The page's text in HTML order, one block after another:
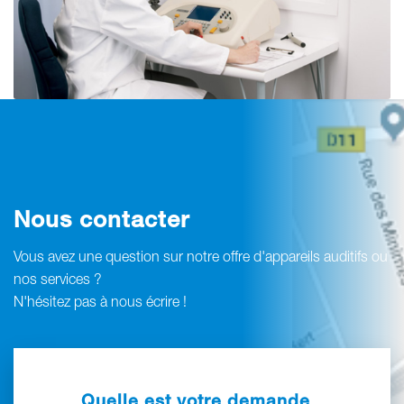
Nous contacter
Vous avez une question sur notre offre d'appareils auditifs ou
nos services ?
N'hésitez pas à nous écrire !